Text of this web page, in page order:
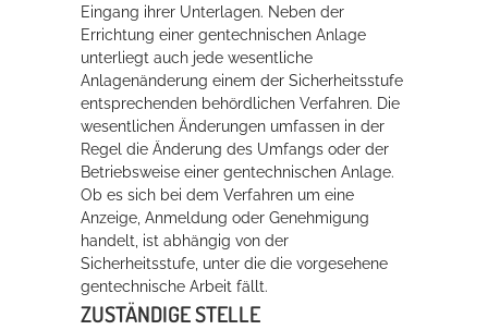
Eingang ihrer Unterlagen. Neben der
Errichtung einer gentechnischen Anlage
unterliegt auch jede wesentliche
Anlagenänderung einem der Sicherheitsstufe
entsprechenden behördlichen Verfahren. Die
wesentlichen Änderungen umfassen in der
Regel die Änderung des Umfangs oder der
Betriebsweise einer gentechnischen Anlage.
Ob es sich bei dem Verfahren um eine
Anzeige, Anmeldung oder Genehmigung
handelt, ist abhängig von der
Sicherheitsstufe, unter die die vorgesehene
gentechnische Arbeit fällt.
ZUSTÄNDIGE STELLE